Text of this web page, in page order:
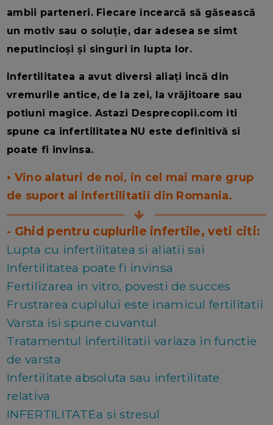
ambii parteneri. Fiecare încearcă să găsească
un motiv sau o soluție, dar adesea se simt
neputincioși și singuri în lupta lor.
Infertilitatea a avut diversi aliați incă din
vremurile antice, de la zei, la vrăjitoare sau
potiuni magice. Astazi Desprecopii.com iti
spune ca infertilitatea NU este definitivă si
poate fi invinsa.
• Vino alaturi de noi, in cel mai mare grup
de suport al infertilitatii din Romania.
- Ghid pentru cuplurile infertile, veti citi:
Lupta cu infertilitatea si aliatii sai
Infertilitatea poate fi invinsa
Fertilizarea in vitro, povesti de succes
Frustrarea cuplului este inamicul fertilitatii
Varsta isi spune cuvantul
Tratamentul infertilitatii variaza in functie
de varsta
Infertilitate absoluta sau infertilitate
relativa
INFERTILITATEa si stresul